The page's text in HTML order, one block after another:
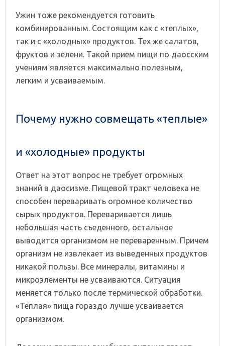
Ужин тоже рекомендуется готовить
комбинированным. Состоящим как с «теплых»,
так и с «холодных» продуктов. Тех же салатов,
фруктов и зелени. Такой прием пищи по даосским
учениям является максимально полезным,
легким и усваиваемым.
Почему нужно совмещать «теплые»
и «холодные» продукты
Ответ на этот вопрос не требует огромных
знаний в даосизме. Пищевой тракт человека не
способен переваривать огромное количество
сырых продуктов. Переваривается лишь
небольшая часть съеденного, остальное
выводится организмом не переваренным. Причем
организм не извлекает из выведенных продуктов
никакой пользы. Все минералы, витамины и
микроэлементы не усваиваются. Ситуация
меняется только после термической обработки.
«Теплая» пища гораздо лучше усваивается
организмом.